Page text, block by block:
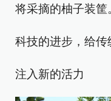
将采摘的柚子装筐
科技的进步，给传
注入新的活力